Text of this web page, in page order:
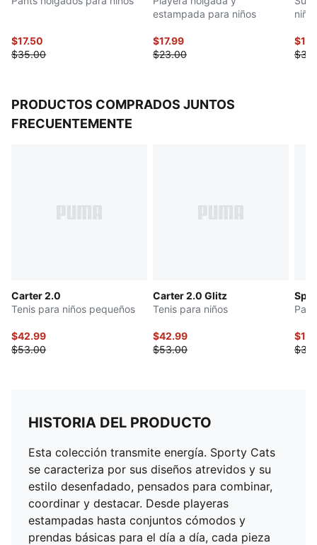
$17.50
$35.00
estampada para niños
$17.99
$23.00
PRODUCTOS COMPRADOS JUNTOS
FRECUENTEMENTE
Carter 2.0
Tenis para niños pequeños
$42.99
$53.00
Carter 2.0 Glitz
Tenis para niños
$42.99
$53.00
HISTORIA DEL PRODUCTO
Esta colección transmite energía. Sporty Cats
se caracteriza por sus diseños atrevidos y su
estilo desenfadado, pensados para combinar,
coordinar y destacar. Desde playeras
estampadas hasta conjuntos cómodos y
prendas básicas para el día a día, cada pieza